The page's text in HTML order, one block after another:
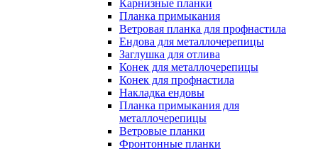
Карнизные планки
Планка примыкания
Ветровая планка для профнастила
Ендова для металлочерепицы
Заглушка для отлива
Конек для металлочерепицы
Конек для профнастила
Накладка ендовы
Планка примыкания для
металлочерепицы
Ветровые планки
Фронтонные планки